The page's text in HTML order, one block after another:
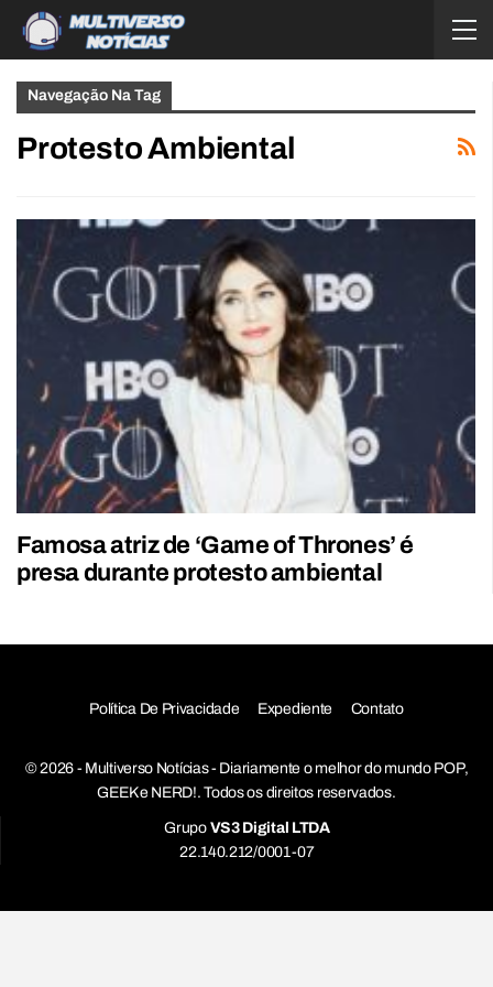
Navegação Na Tag
Protesto Ambiental
Famosa atriz de ‘Game of Thrones’ é
presa durante protesto ambiental
Política De Privacidade Expediente Contato
© 2026 - Multiverso Notícias - Diariamente o melhor do mundo POP,
GEEK e NERD!. Todos os direitos reservados.
Grupo VS3 Digital LTDA
22.140.212/0001-07